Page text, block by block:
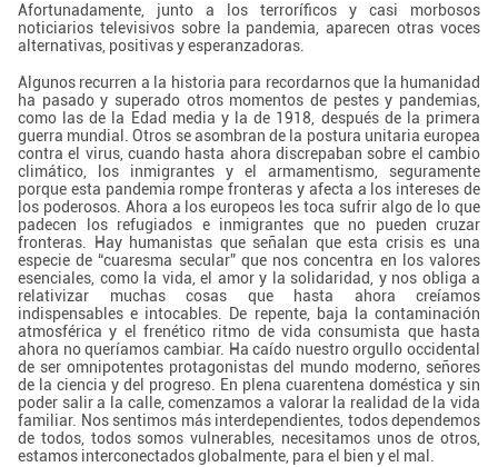
Afortunadamente, junto a los terroríficos y casi morbosos
noticiarios televisivos sobre la pandemia, aparecen otras voces
alternativas, positivas y esperanzadoras.
Algunos recurren a la historia para recordarnos que la humanidad
ha pasado y superado otros momentos de pestes y pandemias,
como las de la Edad media y la de 1918, después de la primera
guerra mundial. Otros se asombran de la postura unitaria europea
contra el virus, cuando hasta ahora discrepaban sobre el cambio
climático, los inmigrantes y el armamentismo, seguramente
porque esta pandemia rompe fronteras y afecta a los intereses de
los poderosos. Ahora a los europeos les toca sufrir algo de lo que
padecen los refugiados e inmigrantes que no pueden cruzar
fronteras. Hay humanistas que señalan que esta crisis es una
especie de “cuaresma secular” que nos concentra en los valores
esenciales, como la vida, el amor y la solidaridad, y nos obliga a
relativizar muchas cosas que hasta ahora creíamos
indispensables e intocables. De repente, baja la contaminación
atmosférica y el frenético ritmo de vida consumista que hasta
ahora no queríamos cambiar. Ha caído nuestro orgullo occidental
de ser omnipotentes protagonistas del mundo moderno, señores
de la ciencia y del progreso. En plena cuarentena doméstica y sin
poder salir a la calle, comenzamos a valorar la realidad de la vida
familiar. Nos sentimos más interdependientes, todos dependemos
de todos, todos somos vulnerables, necesitamos unos de otros,
estamos interconectados globalmente, para el bien y el mal.